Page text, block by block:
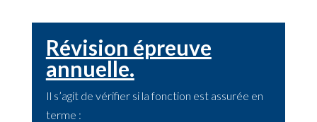
Révision épreuve
annuelle.
Il s’agit de vérifier si la fonction est assurée en
terme :